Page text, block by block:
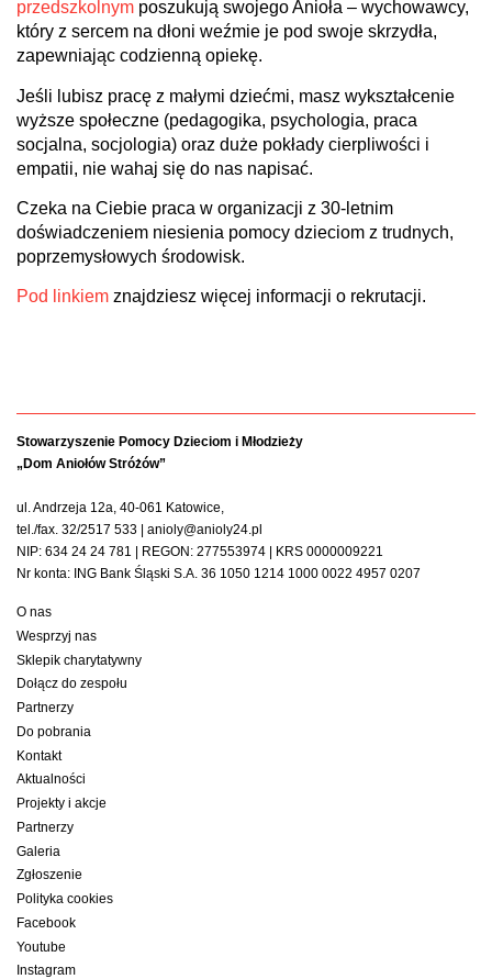
przedszkolnym poszukują swojego Anioła – wychowawcy,
który z sercem na dłoni weźmie je pod swoje skrzydła,
zapewniając codzienną opiekę.
Jeśli lubisz pracę z małymi dziećmi, masz wykształcenie
wyższe społeczne (pedagogika, psychologia, praca
socjalna, socjologia) oraz duże pokłady cierpliwości i
empatii, nie wahaj się do nas napisać.
Czeka na Ciebie praca w organizacji z 30-letnim
doświadczeniem niesienia pomocy dzieciom z trudnych,
poprzemysłowych środowisk.
Pod linkiem znajdziesz więcej informacji o rekrutacji.
Stowarzyszenie Pomocy Dzieciom i Młodzieży
„Dom Aniołów Stróżów”
ul. Andrzeja 12a, 40-061 Katowice,
tel./fax. 32/2517 533 | anioly@anioly24.pl
NIP: 634 24 24 781 | REGON: 277553974 | KRS 0000009221
Nr konta: ING Bank Śląski S.A. 36 1050 1214 1000 0022 4957 0207
O nas
Wesprzyj nas
Sklepik charytatywny
Dołącz do zespołu
Partnerzy
Do pobrania
Kontakt
Aktualności
Projekty i akcje
Partnerzy
Galeria
Zgłoszenie
Polityka cookies
Facebook
Youtube
Instagram